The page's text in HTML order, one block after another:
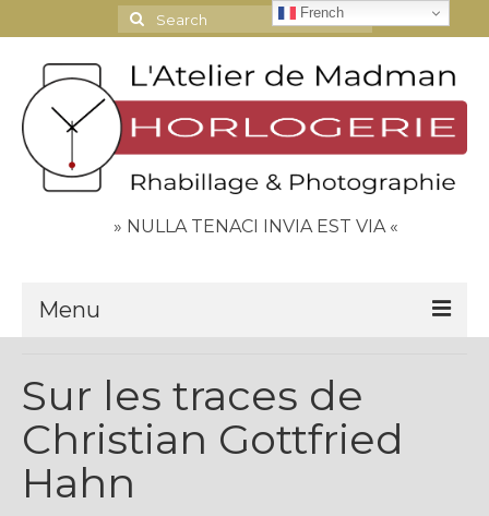
Search
for:
» NULLA TENACI INVIA EST VIA «
Menu
Contact
Espace Clients
Plus…
Sur les traces de
Christian Gottfried
Hahn
French